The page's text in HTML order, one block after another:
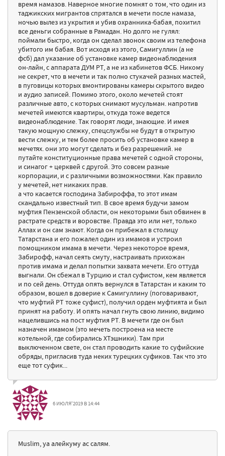
время намазов. Наверное многие помнят о том, что один из
таджикских мигрантов спрятался в мечети после намаза,
ночью вылез из укрытия и убив охранника-бабая, похитил
все деньги собранные в Рамадан. Но долго не гулял:
поймали быстро, когда он сделал звонок своим из телефона
убитого им бабая. Вот исходя из этого, Самигуллин (а не
фсб) дал указание об установке камер видеонаблюдения
он-лайн, с аппарата ДУМ РТ, а не из кабинетов ФСБ. Никому
не секрет, что в мечети и так полно стукачей разных мастей,
в пуговицы которых вмонтированы камеры скрытого видео
и аудио записей. Помимо этого, около мечетей стоят
различные авто, с которых снимают мусульман. напротив
мечетей имеются квартиры, откуда тоже ведется
видеонаблюдение. Так говорят люди, знающие. И имея
такую мощную слежку, спецслужбы не будут в открытую
вести слежку, и тем более просить об установке камер в
мечетях. они это могут сделать и без разрешений. не
путайте конституционные права мечетей с одной стороны,
и синагог + церквей с другой. Это совсем разные
корпорации, и с различными возможностями. Как правило
у мечетей, нет никаких прав.
а что касается господина Забироффа, то этот имам
скандально известный тип. В свое время будучи замом
муфтия Пензенской области, он некоторыми был обвинен в
растрате средств и воровстве. Правда это или нет, только
Аллах и он сам знают. Когда он прибежал в столицу
Татарстана и его пожалел один из имамов и устроил
помощником имама в мечети. Через некоторое время,
Забирофф, начал сеять смуту, настраивать прихожан
против имама и делал попытки захвата мечети. Его оттуда
выгнали. Он сбежал в Турцию и стал суфистом, кем является
и по сей день. Оттуда опять вернулся в Татарстан и каким то
образом, вошел в доверие к Самигуллину (поговаривают,
что муфтий РТ тоже суфист), получил орден муфтията и был
принят на работу. И опять начал гнуть свою линию, видимо
нацелившись на пост муфтия РТ. В мечети где он был
назначен имамом (это мечеть построена на месте
котельной, где собирались ХТэшники). Там при
выключенном свете, он стал проводить какие то суфийские
обряды, пригласив туда неких турецких суфиков. Так что это
еще тот суфик...
6 ИЮЛЯ'2019 В 14:44
Muslim, уа алейкуму ас салям.